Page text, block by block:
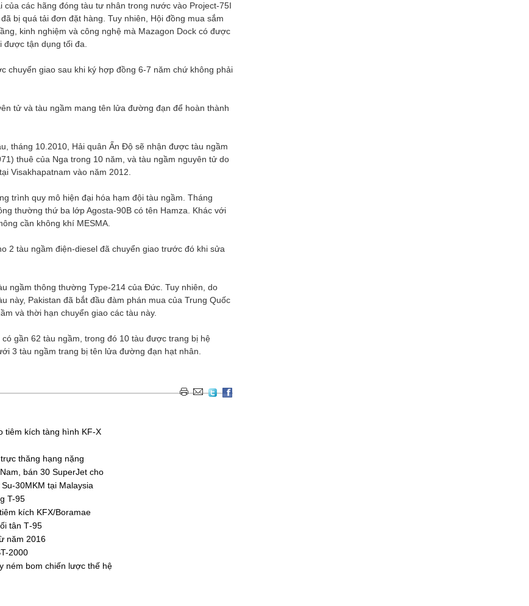
các hãng đóng tàu tư nhân trong nước vào Project-75I
bị quá tải đơn đặt hàng. Tuy nhiên, Hội đồng mua sắm
kinh nghiệm và công nghệ mà Mazagon Dock có được
tận dụng tối đa.
chuyển giao sau khi ký hợp đồng 6-7 năm chứ không phải
tử và tàu ngầm mang tên lửa đường đạn để hoàn thành
tháng 10.2010, Hải quân Ấn Độ sẽ nhận được tàu ngầm
thuê của Nga trong 10 năm, và tàu ngầm nguyên tử do
Visakhapatnam vào năm 2012.
trình quy mô hiện đại hóa hạm đội tàu ngầm. Tháng
thường thứ ba lớp Agosta-90B có tên Hamza. Khác với
cần không khí MESMA.
2 tàu ngầm điện-diesel đã chuyển giao trước đó khi sửa
ngầm thông thường Type-214 của Đức. Tuy nhiên, do
này, Pakistan đã bắt đầu đàm phán mua của Trung Quốc
và thời hạn chuyển giao các tàu này.
gần 62 tàu ngầm, trong đó 10 tàu được trang bị hệ
3 tàu ngầm trang bị tên lửa đường đạn hạt nhân.
tiêm kích tàng hình KF-X
thăng hạng nặng
bán 30 SuperJet cho
30MKM tại Malaysia
T-95
kích KFX/Boramae
tân Т-95
năm 2016
2000
ném bom chiến lược thế hệ